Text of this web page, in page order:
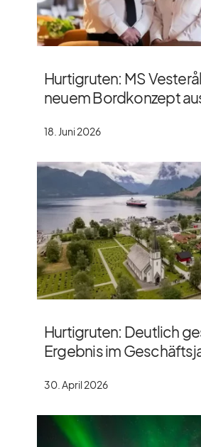
Hurtigruten: MS
neuem Bordkonzept
18. Juni 2026
Hurtigruten: Deutlich
Ergebnis im
30. April 2026